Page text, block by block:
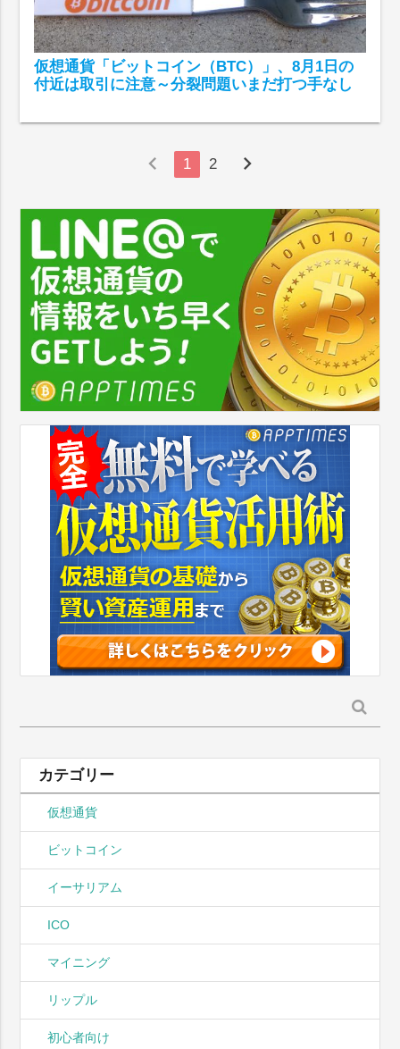
仮想通貨「ビットコイン（BTC）」、8月1日の
付近は取引に注意～分裂問題いまだ打つ手なし
chevron_left 1 2 chevron_right
索:
カテゴリー
仮想通貨
ビットコイン
イーサリアム
ICO
マイニング
リップル
初心者向け